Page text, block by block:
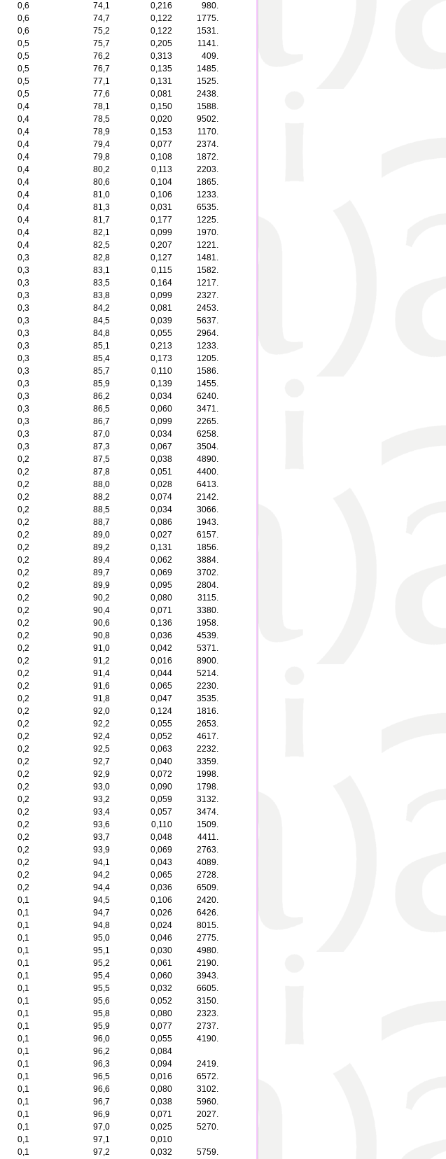
0,6 74,1 0,216
980.
0,6 74,7 0,122
1775.
0,6 75,2 0,122
1531.
0,5 75,7 0,205
1141.
0,5 76,2 0,313
409.
0,5 76,7 0,135
1485.
0,5 77,1 0,131
1525.
0,5 77,6 0,081
2438.
0,4 78,1 0,150
1588.
0,4 78,5 0,020
9502.
0,4 78,9 0,153
1170.
0,4 79,4 0,077
2374.
0,4 79,8 0,108
1872.
0,4 80,2 0,113
2203.
0,4 80,6 0,104
1865.
0,4 81,0 0,106
1233.
0,4 81,3 0,031
6535.
0,4 81,7 0,177
1225.
0,4 82,1 0,099
1970.
0,4 82,5 0,207
1221.
0,3 82,8 0,127
1481.
0,3 83,1 0,115
1582.
0,3 83,5 0,164
1217.
0,3 83,8 0,099
2327.
0,3 84,2 0,081
2453.
0,3 84,5 0,039
5637.
0,3 84,8 0,055
2964.
0,3 85,1 0,213
1233.
0,3 85,4 0,173
1205.
0,3 85,7 0,110
1586.
0,3 85,9 0,139
1455.
0,3 86,2 0,034
6240.
0,3 86,5 0,060
3471.
0,3 86,7 0,099
2265.
0,3 87,0 0,034
6258.
0,3 87,3 0,067
3504.
0,2 87,5 0,038
4890.
0,2 87,8 0,051
4400.
0,2 88,0 0,028
6413.
0,2 88,2 0,074
2142.
0,2 88,5 0,034
3066.
0,2 88,7 0,086
1943.
0,2 89,0 0,027
6157.
0,2 89,2 0,131
1856.
0,2 89,4 0,062
3884.
0,2 89,7 0,069
3702.
0,2 89,9 0,095
2804.
0,2 90,2 0,080
3115.
0,2 90,4 0,071
3380.
0,2 90,6 0,136
1958.
0,2 90,8 0,036
4539.
0,2 91,0 0,042
5371.
0,2 91,2 0,016
8900.
0,2 91,4 0,044
5214.
0,2 91,6 0,065
2230.
0,2 91,8 0,047
3535.
0,2 92,0 0,124
1816.
0,2 92,2 0,055
2653.
0,2 92,4 0,052
4617.
0,2 92,5 0,063
2232.
0,2 92,7 0,040
3359.
0,2 92,9 0,072
1998.
0,2 93,0 0,090
1798.
0,2 93,2 0,059
3132.
0,2 93,4 0,057
3474.
0,2 93,6 0,110
1509.
0,2 93,7 0,048
4411.
0,2 93,9 0,069
2763.
0,2 94,1 0,043
4089.
0,2 94,2 0,065
2728.
0,2 94,4 0,036
6509.
0,1 94,5 0,106
2420.
0,1 94,7 0,026
6426.
0,1 94,8 0,024
8015.
0,1 95,0 0,046
2775.
0,1 95,1 0,030
4980.
0,1 95,2 0,061
2190.
0,1 95,4 0,060
3943.
0,1 95,5 0,032
6605.
0,1 95,6 0,052
3150.
0,1 95,8 0,080
2323.
0,1 95,9 0,077
2737.
0,1 96,0 0,055
4190.
0,1 96,2
0,084
0,1 96,3 0,094
2419.
0,1 96,5 0,016
6572.
0,1 96,6 0,080
3102.
0,1 96,7 0,038
5960.
0,1 96,9 0,071
2027.
0,1 97,0 0,025
5270.
0,1 97,1
0,010
0,1 97,2 0,032 5759.